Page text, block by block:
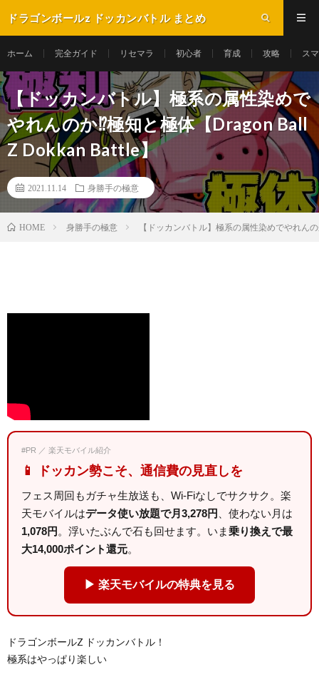
ドラゴンボールz ドッカンバトル まとめ
ホーム 完全ガイド リセマラ 初心者 育成 攻略 ス
【ドッカンバトル】極系の属性染めで
やれんのか⁉極知と極体【Dragon Ball
Z Dokkan Battle】
2021.11.14 身勝手の極意
HOME 身勝手の極意 【ドッカンバトル】極系の属性染めでやれん
#PR ／ 楽天モバイル紹介
📱 ドッカン勢こそ、通信費の見直しを
フェス周回もガチャ生放送も、Wi-Fiなしでサクサク。楽
天モバイルはデータ使い放題で月3,278円
、使わない月は
1,078円 。浮いたぶんで石も回せます。いま乗り換えで最
大14,000ポイント還元。
▶ 楽天モバイルの特典を見る
ドラゴンボールZ ドッカンバトル！
極系はやっぱり楽しい